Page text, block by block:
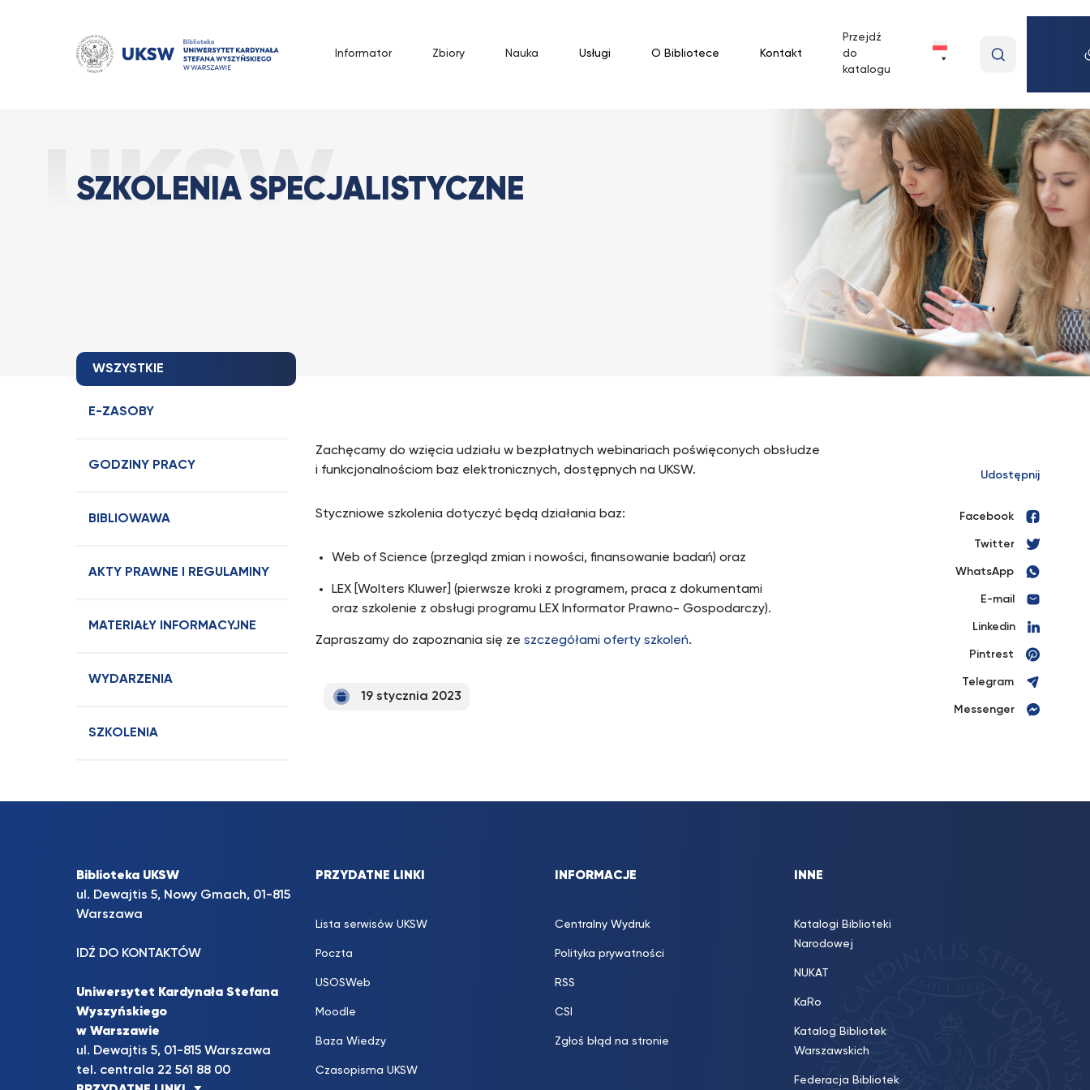
Informator Zbiory Nauka Usługi O Bibliotece Kontakt
Przejdź
do
katalogu
SZKOLENIA SPECJALISTYCZNE
WSZYSTKIE
E-ZASOBY
GODZINY PRACY
BIBLIOWAWA
AKTY PRAWNE I REGULAMINY
MATERIAŁY INFORMACYJNE
WYDARZENIA
SZKOLENIA
Zachęcamy do wzięcia udziału w bezpłatnych webinariach poświęconych obsłudze
i funkcjonalnościom baz elektronicznych, dostępnych na UKSW.
Styczniowe szkolenia dotyczyć będą działania baz:
Web of Science (przegląd zmian i nowości, finansowanie badań) oraz
LEX [Wolters Kluwer] (pierwsze kroki z programem, praca z dokumentami
oraz szkolenie z obsługi programu LEX Informator Prawno- Gospodarczy).
Zapraszamy do zapoznania się ze szczegółami oferty szkoleń.
19 stycznia 2023
Udostępnij
Facebook
Twitter
WhatsApp
E-mail
Linkedin
Pintrest
Telegram
Messenger
Biblioteka UKSW
ul. Dewajtis 5, Nowy Gmach, 01-815
Warszawa
IDŹ DO KONTAKTÓW
Uniwersytet Kardynała Stefana
Wyszyńskiego
w Warszawie
ul. Dewajtis 5, 01-815 Warszawa
tel. centrala 22 561 88 00
PRZYDATNE LINKI
Lista serwisów UKSW
Poczta
USOSWeb
Moodle
Baza Wiedzy
Czasopisma UKSW
INFORMACJE
Centralny Wydruk
Polityka prywatności
RSS
CSI
Zgłoś błąd na stronie
INNE
Katalogi Biblioteki
Narodowej
NUKAT
KaRo
Katalog Bibliotek
Warszawskich
Federacja Bibliotek